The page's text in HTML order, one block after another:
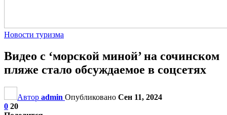
Новости туризма
Видео с ‘морской миной’ на сочинском
пляже стало обсуждаемое в соцсетях
Автор admin Опубликовано Сен 11, 2024
0 20